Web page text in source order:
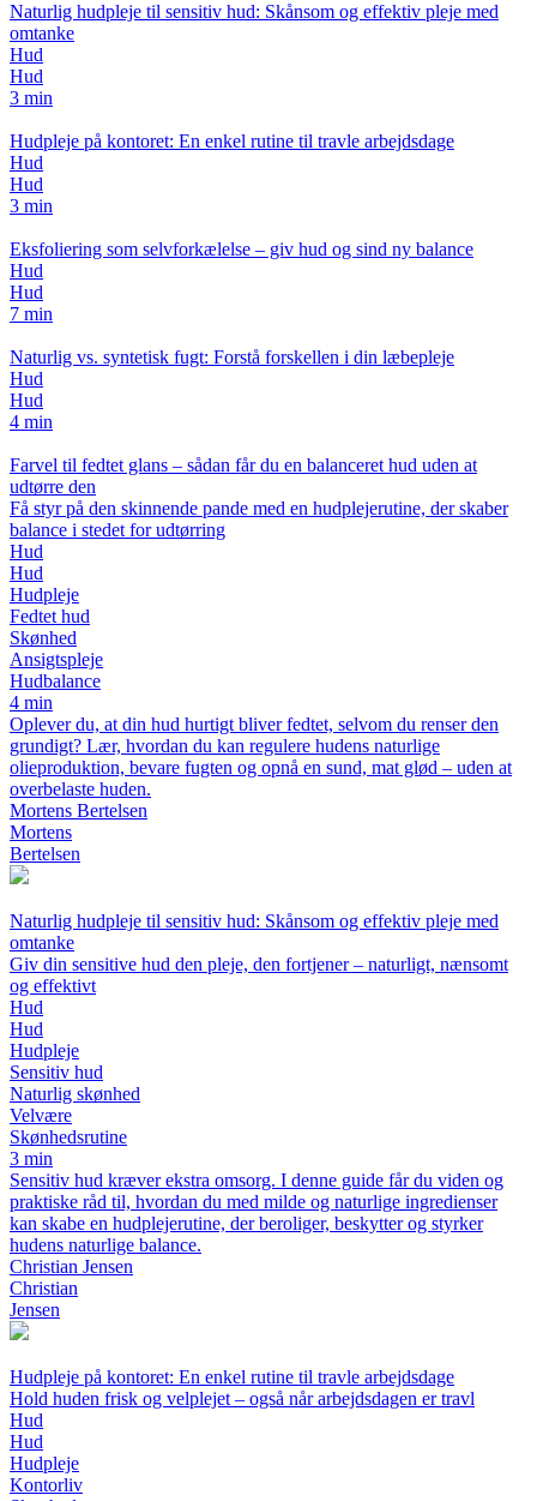
Naturlig hudpleje til sensitiv hud: Skånsom og effektiv pleje med
omtanke
Hud
Hud
3 min
Hudpleje på kontoret: En enkel rutine til travle arbejdsdage
Hud
Hud
3 min
Eksfoliering som selvforkælelse – giv hud og sind ny balance
Hud
Hud
7 min
Naturlig vs. syntetisk fugt: Forstå forskellen i din læbepleje
Hud
Hud
4 min
Farvel til fedtet glans – sådan får du en balanceret hud uden at
udtørre den
Få styr på den skinnende pande med en hudplejerutine, der skaber
balance i stedet for udtørring
Hud
Hud
Hudpleje
Fedtet hud
Skønhed
Ansigtspleje
Hudbalance
4 min
Oplever du, at din hud hurtigt bliver fedtet, selvom du renser den
grundigt? Lær, hvordan du kan regulere hudens naturlige
olieproduktion, bevare fugten og opnå en sund, mat glød – uden at
overbelaste huden.
Mortens Bertelsen
Mortens
Bertelsen
Naturlig hudpleje til sensitiv hud: Skånsom og effektiv pleje med
omtanke
Giv din sensitive hud den pleje, den fortjener – naturligt, nænsomt
og effektivt
Hud
Hud
Hudpleje
Sensitiv hud
Naturlig skønhed
Velvære
Skønhedsrutine
3 min
Sensitiv hud kræver ekstra omsorg. I denne guide får du viden og
praktiske råd til, hvordan du med milde og naturlige ingredienser
kan skabe en hudplejerutine, der beroliger, beskytter og styrker
hudens naturlige balance.
Christian Jensen
Christian
Jensen
Hudpleje på kontoret: En enkel rutine til travle arbejdsdage
Hold huden frisk og velplejet – også når arbejdsdagen er travl
Hud
Hud
Hudpleje
Kontorliv